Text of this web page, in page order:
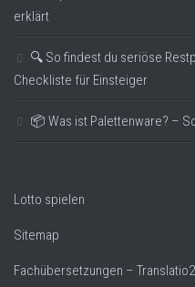
erklärt
🔍 So findest du seriöse
Checkliste für Einsteiger
📦 Was ist Palettenware? –
Lotto spielen
Sitemap
Fachübersetzungen –